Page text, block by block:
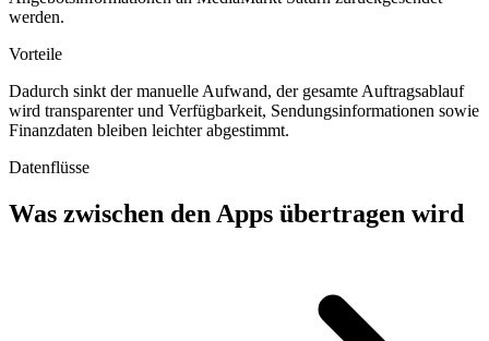
werden.
Vorteile
Dadurch sinkt der manuelle Aufwand, der gesamte Auftragsablauf
wird transparenter und Verfügbarkeit, Sendungsinformationen sowie
Finanzdaten bleiben leichter abgestimmt.
Datenflüsse
Was zwischen den Apps übertragen wird